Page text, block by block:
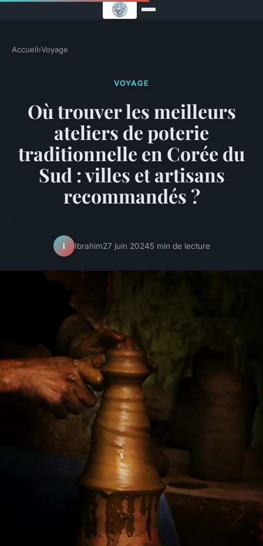
Accueil›Voyage
VOYAGE
Où trouver les meilleurs
ateliers de poterie
traditionnelle en Corée du
Sud : villes et artisans
recommandés ?
I Ibrahim27 juin 20245 min de lecture